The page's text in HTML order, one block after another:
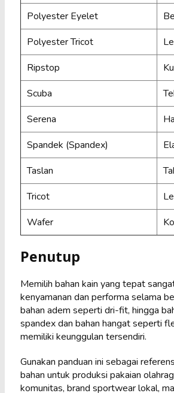
Polyester Eyelet
Polyester Tricot
Ripstop
Scuba
Serena
Spandek (Spandex)
Taslan
Tricot
Wafer
Penutup
Memilih bahan kain yang tepat
kenyamanan dan performa selama
bahan adem seperti dri-fit, hingga
spandex dan bahan hangat seperti
memiliki keunggulan tersendiri.
Gunakan panduan ini sebagai
bahan untuk produksi pakaian
komunitas, brand sportwear lokal,